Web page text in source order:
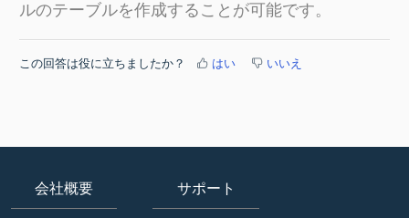
ルのテーブルを作成することが可能です。
この回答は役に立ちましたか？ はい いいえ
会社概要 サポート